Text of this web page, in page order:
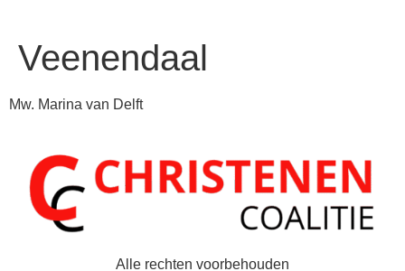
Veenendaal
Mw. Marina van Delft
Alle rechten voorbehouden